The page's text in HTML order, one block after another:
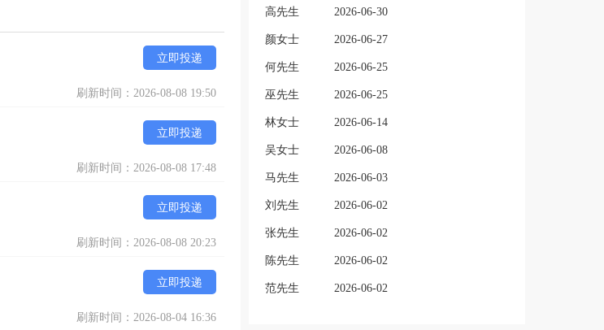
立即投递
刷新时间：2026-08-08 19:50
立即投递
刷新时间：2026-08-08 17:48
立即投递
刷新时间：2026-08-08 20:23
立即投递
刷新时间：2026-08-04 16:36
高先生 2026-06-30
颜女士 2026-06-27
何先生 2026-06-25
巫先生 2026-06-25
林女士 2026-06-14
吴女士 2026-06-08
马先生 2026-06-03
刘先生 2026-06-02
张先生 2026-06-02
陈先生 2026-06-02
范先生 2026-06-02